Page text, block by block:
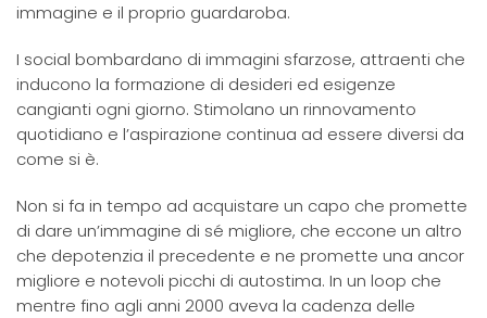
immagine e il proprio guardaroba.
I social bombardano di immagini sfarzose, attraenti che
inducono la formazione di desideri ed esigenze
cangianti ogni giorno. Stimolano un rinnovamento
quotidiano e l’aspirazione continua ad essere diversi da
come si è.
Non si fa in tempo ad acquistare un capo che promette
di dare un’immagine di sé migliore, che eccone un altro
che depotenzia il precedente e ne promette una ancor
migliore e notevoli picchi di autostima. In un loop che
mentre fino agli anni 2000 aveva la cadenza delle